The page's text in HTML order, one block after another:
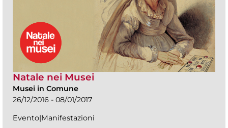
Natale nei Musei
Musei in Comune
26/12/2016 - 08/01/2017
Evento|Manifestazioni